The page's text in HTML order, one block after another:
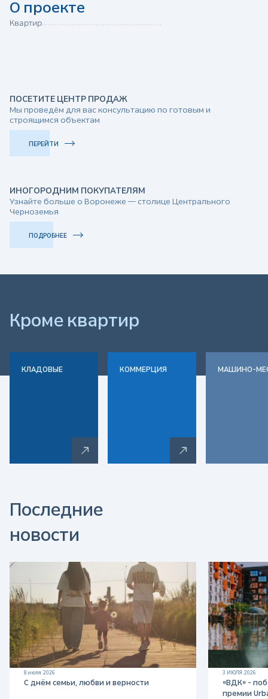
О проекте
Квартир
П
о
л
ь
з
о
в
а
т
е
с
а
я
р
е
к
л
ПОСЕТИТЕ ЦЕНТР ПРОДАЖ
Мы проведём для вас консультацию по готовым и
строящимся объектам
ПЕРЕЙТИ
ИНОГОРОДНИМ ПОКУПАТЕЛЯМ
Узнайте больше о Воронеже — столице Центрального
Черноземья
ПОДРОБНЕЕ
Кроме квартир
КЛАДОВЫЕ КОММЕРЦИЯ МАШИНО-
Последние
новости
С днём семьи, любви и верности
8 июля 2026
«ВДК» -
премии
3 ИЮЛЯ 2026